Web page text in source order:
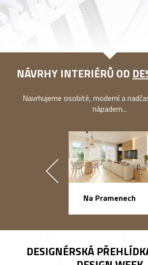
NÁVRHY INTERIÉRŮ OD
Navrhujeme osobité, moderní a
nápadem...
Na Pramenech
DESIGNÉRSKÁ